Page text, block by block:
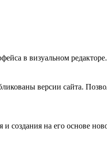
в визуальном редакторе.
версии сайта.
создания на его основе